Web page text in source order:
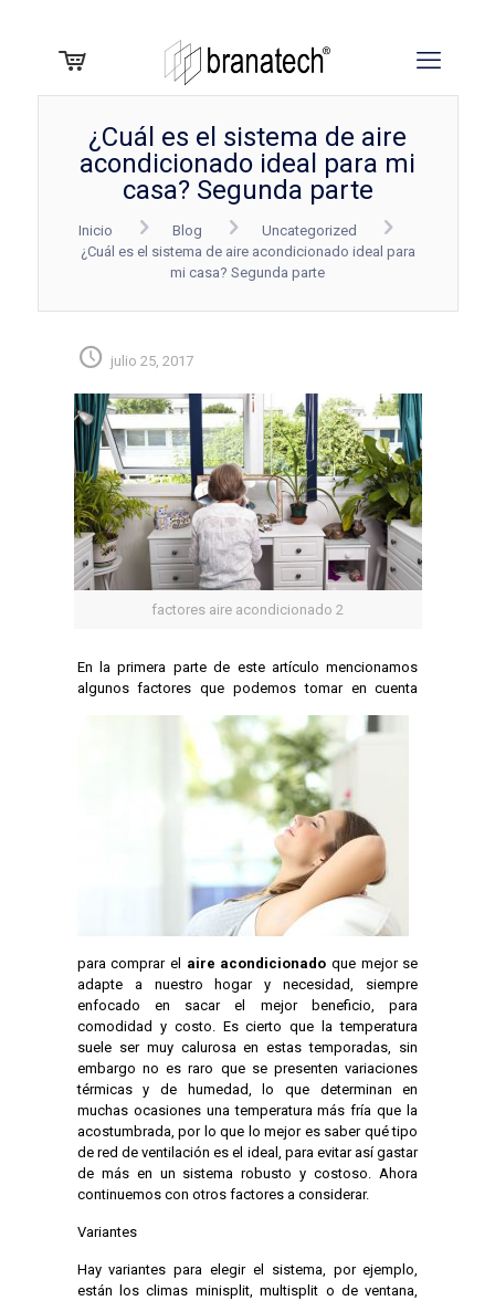
¿Cuál es el sistema de aire
acondicionado ideal para mi
casa? Segunda parte
Inicio Blog
Uncategorized
¿Cuál es el sistema de aire acondicionado ideal para
mi casa? Segunda parte
julio 25, 2017
factores aire acondicionado 2
En la primera parte de este artículo mencionamos
algunos factores que podemos tomar en cuenta
para comprar el aire acondicionado que mejor se
adapte a nuestro hogar y necesidad, siempre
enfocado en sacar el mejor beneficio, para
comodidad y costo. Es cierto que la temperatura
suele ser muy calurosa en estas temporadas, sin
embargo no es raro que se presenten variaciones
térmicas y de humedad, lo que determinan en
muchas ocasiones una temperatura más fría que la
acostumbrada, por lo que lo mejor es saber qué tipo
de red de ventilación es el ideal, para evitar así gastar
de más en un sistema robusto y costoso. Ahora
continuemos con otros factores a considerar.
Variantes
Hay variantes para elegir el sistema, por ejemplo,
están los climas minisplit, multisplit o de ventana,